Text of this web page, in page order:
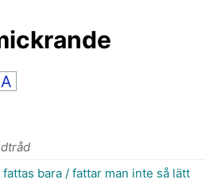
A
fattas bara / fattar man inte så lätt